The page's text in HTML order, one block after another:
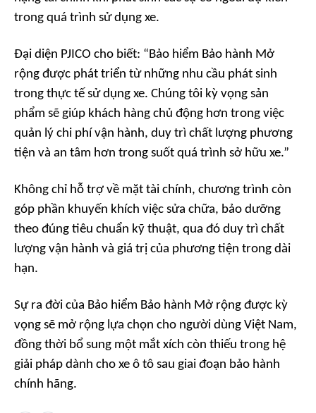
trong quá trình sử dụng xe.
Đại diện PJICO cho biết: “Bảo hiểm Bảo hành Mở
rộng được phát triển từ những nhu cầu phát sinh
trong thực tế sử dụng xe. Chúng tôi kỳ vọng sản
phẩm sẽ giúp khách hàng chủ động hơn trong việc
quản lý chi phí vận hành, duy trì chất lượng phương
tiện và an tâm hơn trong suốt quá trình sở hữu xe.”
Không chỉ hỗ trợ về mặt tài chính, chương trình còn
góp phần khuyến khích việc sửa chữa, bảo dưỡng
theo đúng tiêu chuẩn kỹ thuật, qua đó duy trì chất
lượng vận hành và giá trị của phương tiện trong dài
hạn.
Sự ra đời của Bảo hiểm Bảo hành Mở rộng được kỳ
vọng sẽ mở rộng lựa chọn cho người dùng Việt Nam,
đồng thời bổ sung một mắt xích còn thiếu trong hệ
giải pháp dành cho xe ô tô sau giai đoạn bảo hành
chính hãng.